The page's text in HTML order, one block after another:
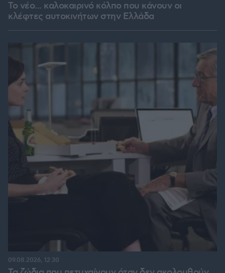
Το νέο... καλοκαιρινό κόλπο που κάνουν οι
κλέφτες αυτοκινήτων στην Ελλάδα
09.08.2026, 12:30